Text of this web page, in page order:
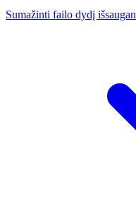
Sumažinti failo dydį